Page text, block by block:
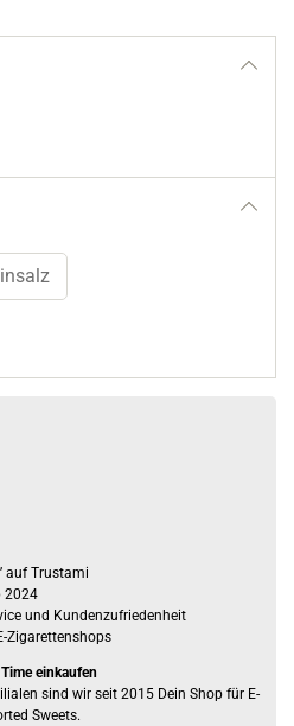
auf Trustami
2024
und Kundenzufriedenheit
Zigarettenshops
einkaufen
sind wir seit 2015 Dein Shop für E-
Sweets.